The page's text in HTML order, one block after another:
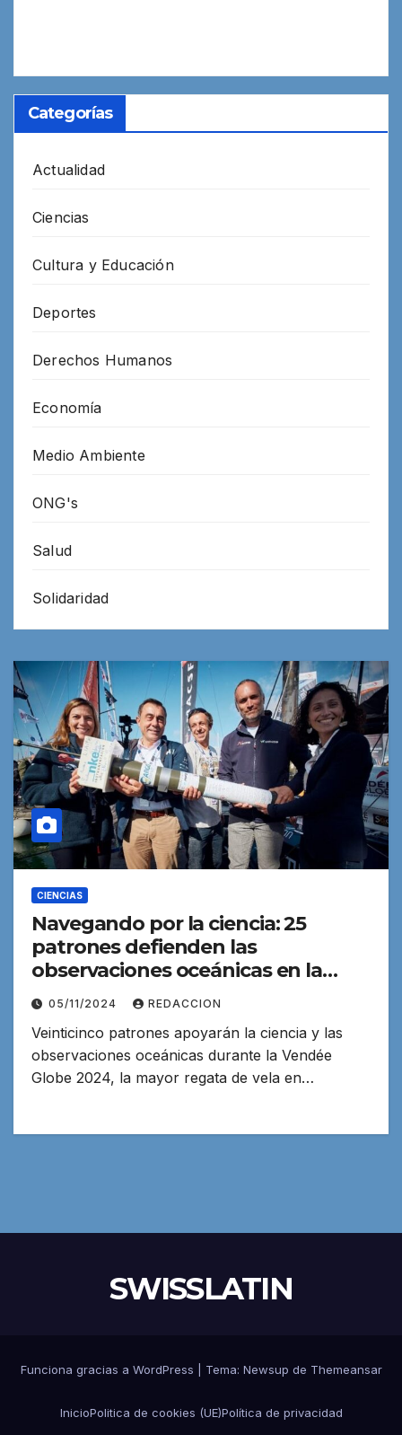
Categorías
Actualidad
Ciencias
Cultura y Educación
Deportes
Derechos Humanos
Economía
Medio Ambiente
ONG's
Salud
Solidaridad
CIENCIAS
Navegando por la ciencia: 25
patrones defienden las
observaciones oceánicas en la
Vendée Globe 2024
05/11/2024 REDACCION
Veinticinco patrones apoyarán la ciencia y las
observaciones oceánicas durante la Vendée
Globe 2024, la mayor regata de vela en…
SWISSLATIN
Funciona gracias a WordPress Tema: Newsup de Themeansar
InicioPolitica de cookies (UE)Política de privacidad